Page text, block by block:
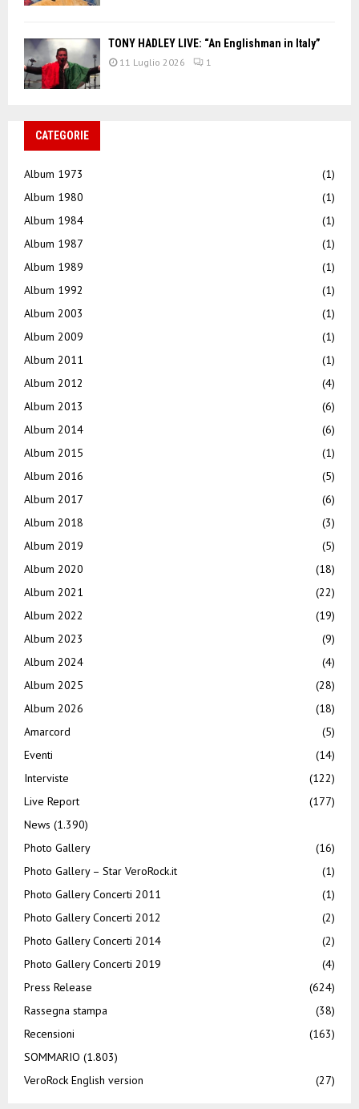
TONY HADLEY LIVE: “An Englishman in Italy”
11 Luglio 2026 1
CATEGORIE
Album 1973
(1)
Album 1980
(1)
Album 1984
(1)
Album 1987
(1)
Album 1989
(1)
Album 1992
(1)
Album 2003
(1)
Album 2009
(1)
Album 2011
(1)
Album 2012
(4)
Album 2013
(6)
Album 2014
(6)
Album 2015
(1)
Album 2016
(5)
Album 2017
(6)
Album 2018
(3)
Album 2019
(5)
Album 2020
(18)
Album 2021
(22)
Album 2022
(19)
Album 2023
(9)
Album 2024
(4)
Album 2025
(28)
Album 2026
(18)
Amarcord
(5)
Eventi
(14)
Interviste
(122)
Live Report
(177)
News (1.390)
Photo Gallery
(16)
Photo Gallery – Star VeroRock.it
(1)
Photo Gallery Concerti 2011
(1)
Photo Gallery Concerti 2012
(2)
Photo Gallery Concerti 2014
(2)
Photo Gallery Concerti 2019
(4)
Press Release
(624)
Rassegna stampa
(38)
Recensioni
(163)
SOMMARIO (1.803)
VeroRock English version
(27)